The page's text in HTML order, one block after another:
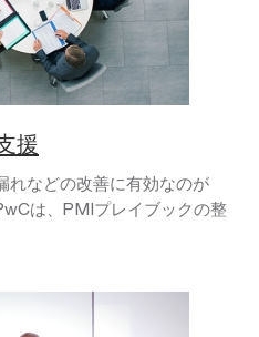
援
れなどの改善に有効なのが
は、PMIプレイブックの整